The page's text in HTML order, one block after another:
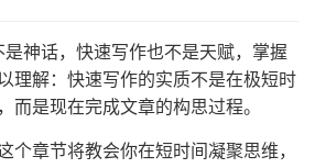
神话，快速写作也不是天赋，掌握
理解：快速写作的实质不是在极短时
而是现在完成文章的构思过程。
个章节将教会你在短时间凝聚思维，